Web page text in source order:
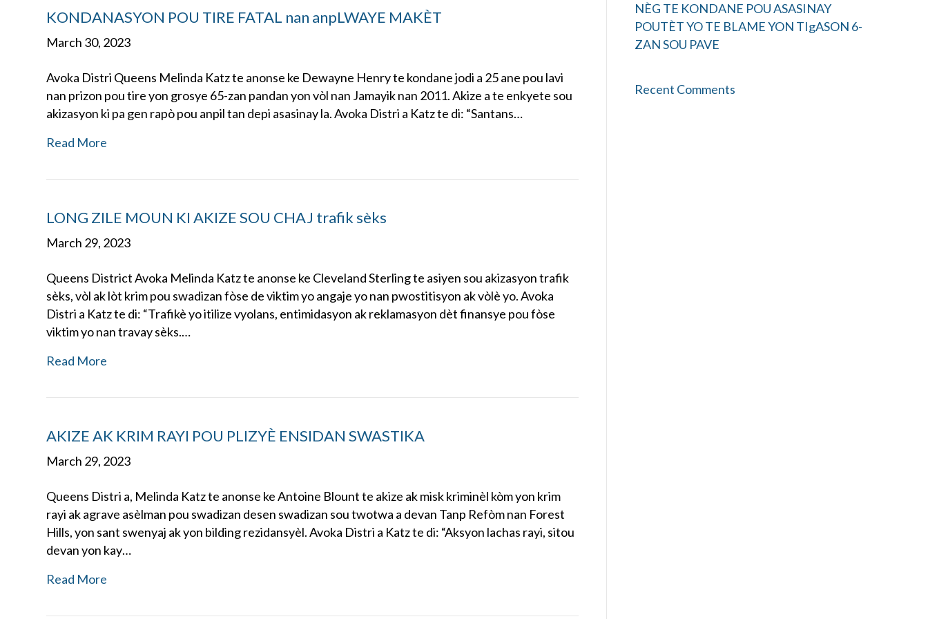
KONDANASYON POU TIRE FATAL nan anpLWAYE MAKÈT
March 30, 2023
Avoka Distri Queens Melinda Katz te anonse ke Dewayne Henry te kondane jodi a 25 ane pou lavi
nan prizon pou tire yon grosye 65-zan pandan yon vòl nan Jamayik nan 2011. Akize a te enkyete sou
akizasyon ki pa gen rapò pou anpil tan depi asasinay la. Avoka Distri a Katz te di: “Santans…
Read More
LONG ZILE MOUN KI AKIZE SOU CHAJ trafik sèks
March 29, 2023
Queens District Avoka Melinda Katz te anonse ke Cleveland Sterling te asiyen sou akizasyon trafik
sèks, vòl ak lòt krim pou swadizan fòse de viktim yo angaje yo nan pwostitisyon ak vòlè yo. Avoka
Distri a Katz te di: “Trafikè yo itilize vyolans, entimidasyon ak reklamasyon dèt finansye pou fòse
viktim yo nan travay sèks.…
Read More
AKIZE AK KRIM RAYI POU PLIZYÈ ENSIDAN SWASTIKA
March 29, 2023
Queens Distri a, Melinda Katz te anonse ke Antoine Blount te akize ak misk kriminèl kòm yon krim
rayi ak agrave asèlman pou swadizan desen swadizan sou twotwa a devan Tanp Refòm nan Forest
Hills, yon sant swenyaj ak yon bilding rezidansyèl. Avoka Distri a Katz te di: “Aksyon lachas rayi, sitou
devan yon kay…
Read More
NÈG TE KONDANE POU ASASINAY
POUTÈT YO TE BLAME YON TIgASON 6-
ZAN SOU PAVE
Recent Comments